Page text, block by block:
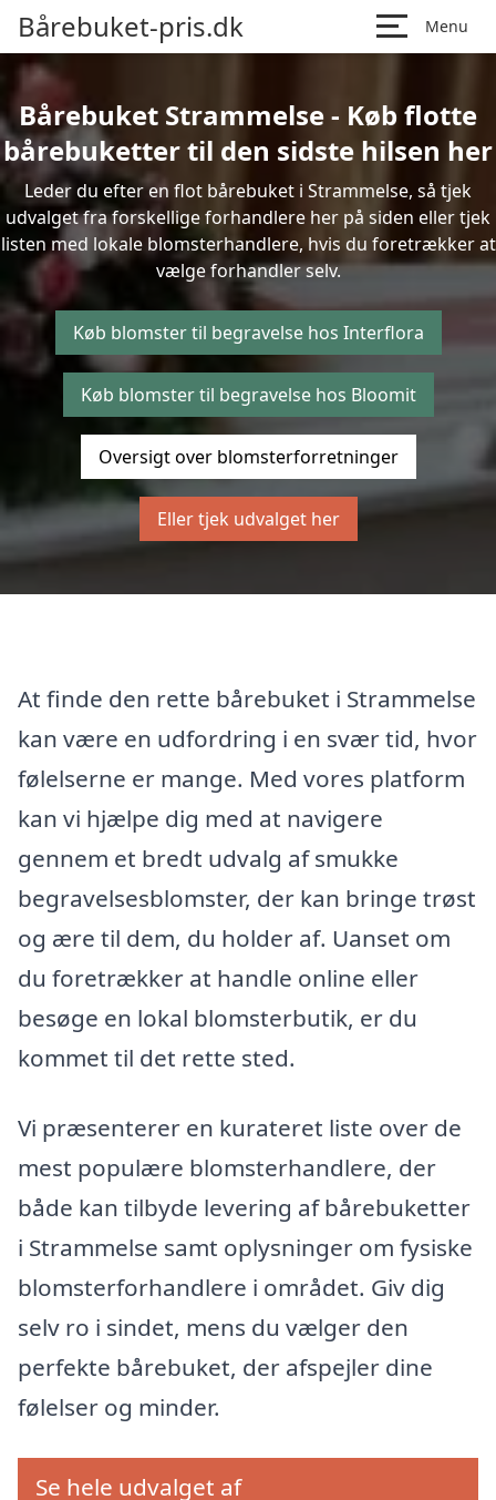
Bårebuket-pris.dk Menu
Bårebuket Strammelse - Køb flotte
bårebuketter til den sidste hilsen her
Leder du efter en flot bårebuket i Strammelse, så tjek
udvalget fra forskellige forhandlere her på siden eller tjek
listen med lokale blomsterhandlere, hvis du foretrækker at
vælge forhandler selv.
Køb blomster til begravelse hos Interflora
Køb blomster til begravelse hos Bloomit
Oversigt over blomsterforretninger
Eller tjek udvalget her
At finde den rette bårebuket i Strammelse
kan være en udfordring i en svær tid, hvor
følelserne er mange. Med vores platform
kan vi hjælpe dig med at navigere
gennem et bredt udvalg af smukke
begravelsesblomster, der kan bringe trøst
og ære til dem, du holder af. Uanset om
du foretrækker at handle online eller
besøge en lokal blomsterbutik, er du
kommet til det rette sted.
Vi præsenterer en kurateret liste over de
mest populære blomsterhandlere, der
både kan tilbyde levering af bårebuketter
i Strammelse samt oplysninger om fysiske
blomsterforhandlere i området. Giv dig
selv ro i sindet, mens du vælger den
perfekte bårebuket, der afspejler dine
følelser og minder.
Se hele udvalget af